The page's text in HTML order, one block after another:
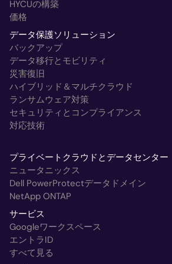
HYCUの構築
価格
データ保護ソリューション
バックアップ
データ移行とモビリティ
災害復旧
ハイブリッド＆マルチクラウド
ランサムウェア対策
セキュリティとコンプライアンス
対応技術
プライベートクラウドとデータセンター
ニュータニックス
Dell PowerProtectデータドメイン
NetApp ONTAP
サービス
Googleワークスペース
エントラID
すべて見る